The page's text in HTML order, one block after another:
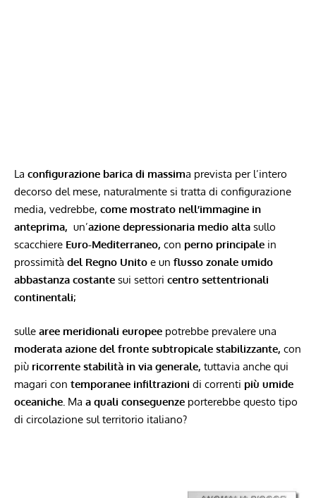
La configurazione barica di massima prevista per l’intero
decorso del mese, naturalmente si tratta di configurazione
media, vedrebbe, come mostrato nell’immagine in
anteprima, un’azione depressionaria medio alta sullo
scacchiere Euro-Mediterraneo, con perno principale in
prossimità del Regno Unito e un flusso zonale umido
abbastanza costante sui settori centro settentrionali
continentali;
sulle aree meridionali europee potrebbe prevalere una
moderata azione del fronte subtropicale stabilizzante, con
più ricorrente stabilità in via generale, tuttavia anche qui
magari con temporanee infiltrazioni di correnti più umide
oceaniche. Ma a quali conseguenze porterebbe questo tipo
di circolazione sul territorio italiano?